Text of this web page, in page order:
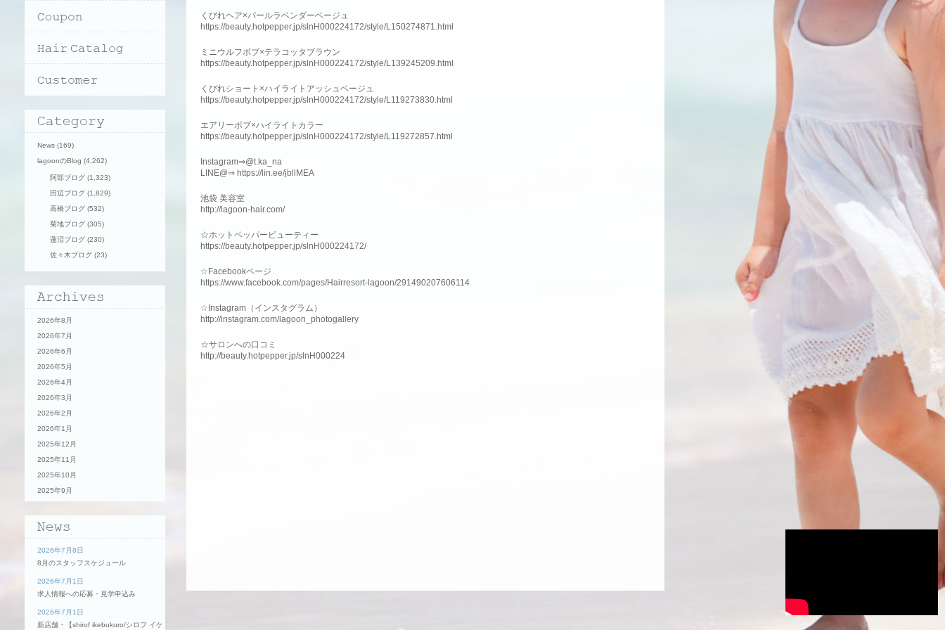
くびれヘア×パールラベンダーベージュ
https://beauty.hotpepper.jp/slnH000224172/style/L150274871.html
ミニウルフボブ×テラコッタブラウン
https://beauty.hotpepper.jp/slnH000224172/style/L139245209.html
くびれショート×ハイライトアッシュベージュ
https://beauty.hotpepper.jp/slnH000224172/style/L119273830.html
エアリーボブ×ハイライトカラー
https://beauty.hotpepper.jp/slnH000224172/style/L119272857.html
Instagram⇒@t.ka_na
LINE@⇒ https://lin.ee/jbllMEA
池袋 美容室
http://lagoon-hair.com/
☆ホットペッパービューティー
https://beauty.hotpepper.jp/slnH000224172/
☆Facebookページ
https://www.facebook.com/pages/Hairresort-lagoon/291490207606114
☆Instagram（インスタグラム）
http://instagram.com/lagoon_photogallery
☆サロンへの口コミ
http://beauty.hotpepper.jp/slnH000224
News (169)
lagoonのBlog (4,262)
阿部ブログ (1,323)
田辺ブログ (1,829)
高橋ブログ (532)
菊地ブログ (305)
蓮沼ブログ (230)
佐々木ブログ (23)
2026年8月
2026年7月
2026年6月
2026年5月
2026年4月
2026年3月
2026年2月
2026年1月
2025年12月
2025年11月
2025年10月
2025年9月
2026年7月8日
8月のスタッフスケジュール
2026年7月1日
求人情報への応募・見学申込み
2026年7月1日
新店舗・【shirof ikebukuro/シロフ イケ